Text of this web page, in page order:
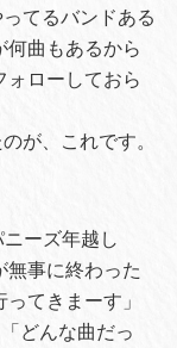
てるバンドある
何曲もあるから
ォローしておら
が、これです。
ーズ年越し
無事に終わった
てきまーす」
どんな曲だっ